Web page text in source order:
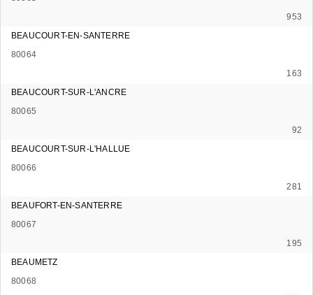
953
BEAUCOURT-EN-SANTERRE
80064
163
BEAUCOURT-SUR-L'ANCRE
80065
92
BEAUCOURT-SUR-L'HALLUE
80066
281
BEAUFORT-EN-SANTERRE
80067
195
BEAUMETZ
80068